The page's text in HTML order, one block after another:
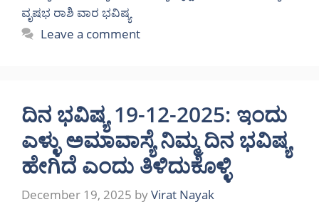
ವೃಷಭ ರಾಶಿ ವಾರ ಭವಿಷ್ಯ
Leave a comment
ದಿನ ಭವಿಷ್ಯ 19-12-2025: ಇಂದು
ಎಳ್ಳು ಅಮಾವಾಸ್ಯೆ ನಿಮ್ಮ ದಿನ ಭವಿಷ್ಯ
ಹೇಗಿದೆ ಎಂದು ತಿಳಿದುಕೊಳ್ಳಿ
December 19, 2025 byVirat Nayak